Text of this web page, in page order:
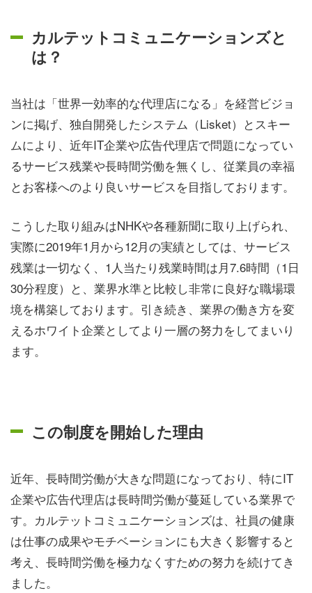
カルテットコミュニケーションズと
は？
当社は「世界一効率的な代理店になる」を経営ビジョ
ンに掲げ、独自開発したシステム（Lisket）とスキー
ムにより、近年IT企業や広告代理店で問題になってい
るサービス残業や長時間労働を無くし、従業員の幸福
とお客様へのより良いサービスを目指しております。
こうした取り組みはNHKや各種新聞に取り上げられ、
実際に2019年1月から12月の実績としては、サービス
残業は一切なく、1人当たり残業時間は月7.6時間（1日
30分程度）と、業界水準と比較し非常に良好な職場環
境を構築しております。引き続き、業界の働き方を変
えるホワイト企業としてより一層の努力をしてまいり
ます。
この制度を開始した理由
近年、長時間労働が大きな問題になっており、特にIT
企業や広告代理店は長時間労働が蔓延している業界で
す。カルテットコミュニケーションズは、社員の健康
は仕事の成果やモチベーションにも大きく影響すると
考え、長時間労働を極力なくすための努力を続けてき
ました。